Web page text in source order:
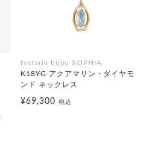
festaria bijou SOPHIA
K18YG アクアマリン・ダイヤモ
ンド ネックレス
¥69,300 税込